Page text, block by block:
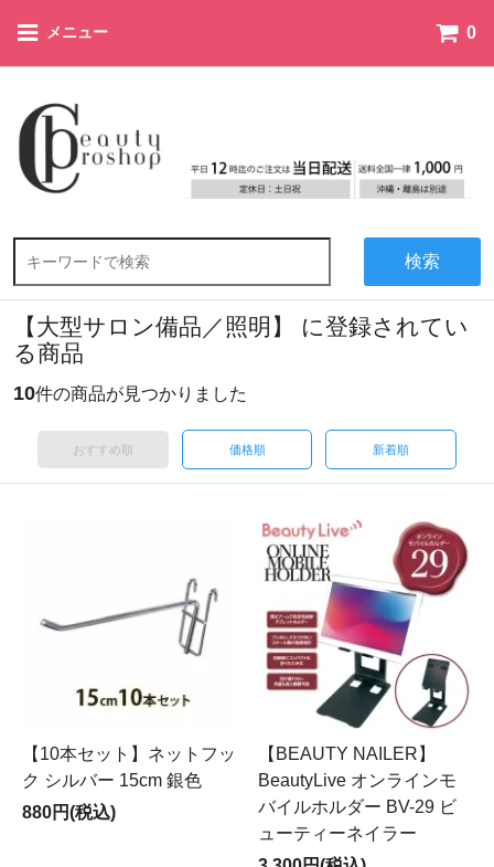
メニュー 0
検索
【大型サロン備品／照明】 に登録されてい
る商品
10件の商品が見つかりました
おすすめ順 価格順 新着順
【10本セット】ネットフッ
ク シルバー 15cm 銀色
880円(税込)
【BEAUTY NAILER】
BeautyLive オンラインモ
バイルホルダー BV-29 ビ
ューティーネイラー